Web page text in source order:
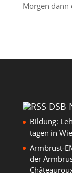
Morgen dann
DSB
Bildung:
tagen in
Armbrust-
der